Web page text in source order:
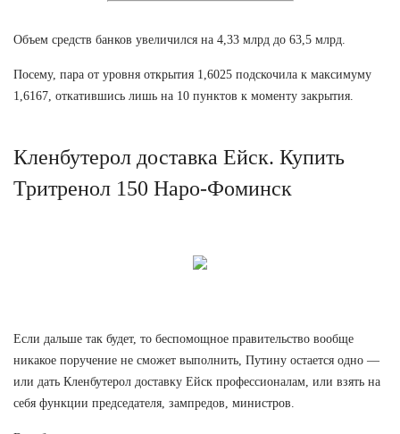
Объем средств банков увеличился на 4,33 млрд до 63,5 млрд.
Посему, пара от уровня открытия 1,6025 подскочила к максимуму
1,6167, откатившись лишь на 10 пунктов к моменту закрытия.
Кленбутерол доставка Ейск. Купить
Тритренол 150 Наро-Фоминск
Если дальше так будет, то беспомощное правительство вообще
никакое поручение не сможет выполнить, Путину остается одно —
или дать Кленбутерол доставку Ейск профессионалам, или взять на
себя функции председателя, зампредов, министров.